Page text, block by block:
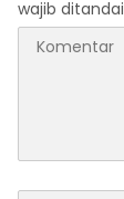
wajib ditandai